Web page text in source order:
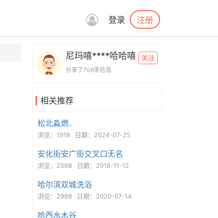
登录 注册
尼玛嘻****哈哈嘻
分享了706条信息
关注
相关推荐
松北淼燃..
浏览：1918 日期：2024-07-25
安化街安广街交叉口无名
浏览：2568 日期：2018-11-12
哈尔滨双城洗浴
浏览：2988 日期：2020-07-14
哈西水木谷